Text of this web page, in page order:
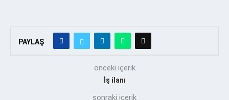
PAYLAŞ
önceki içerik
İş ilanı
sonraki içerik